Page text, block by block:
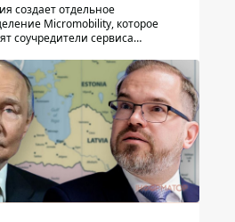
создает отдельное
Micromobility, которое
соучредители сервиса